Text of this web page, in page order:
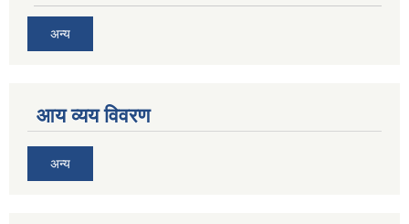
अन्य
आय व्यय विवरण
अन्य